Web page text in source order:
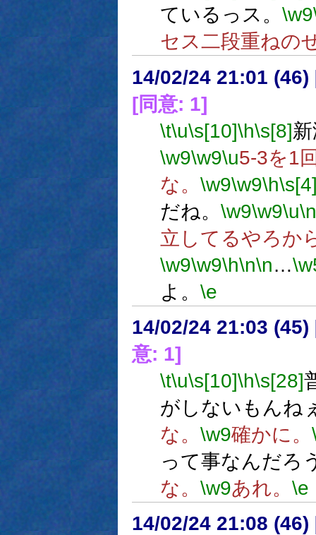
ているっス。 \w9
セス二段重ねの
14/02/24 21:01 (46)
[同意: 1]
\t\u\s[10]\h\s[8]
\w9\w9\u5-3を1
な。 \w9\w9\h
だね。 \w9\w9\u\n
立してるやろか
\w9\w9\h\n\n…
よ。 \e
14/02/24 21:03 (45)
意: 1]
\t\u\s[10]\h\s[28]
がしないもんね
な。 \w9確かに。
って事なんだろ
な。 \w9あれ。 \e
14/02/24 21:08 (46)